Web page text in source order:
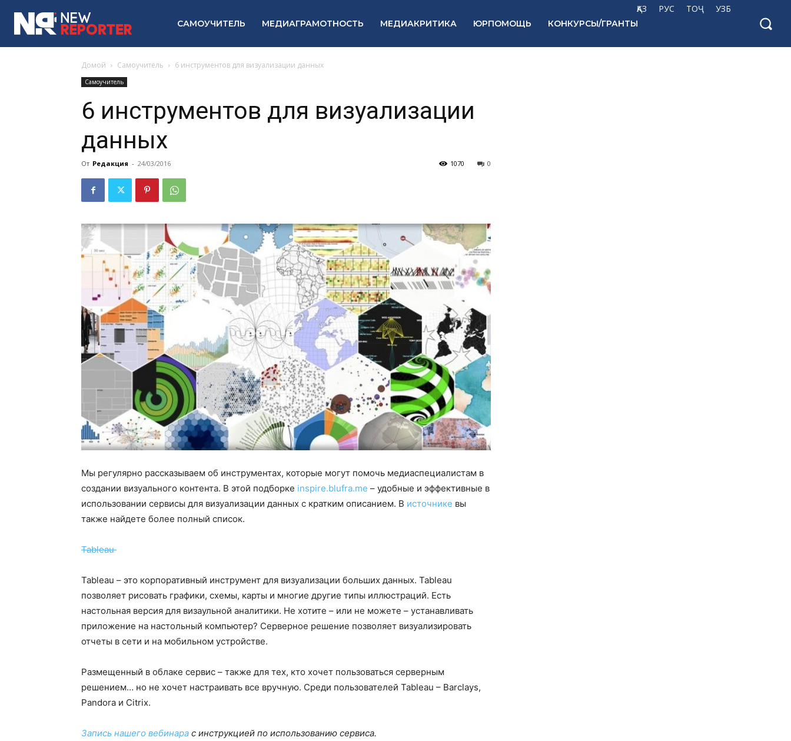
ҚАЗ РУС ТОҶ УЗБ
САМОУЧИТЕЛЬ МЕДИАГРАМОТНОСТЬ МЕДИАКРИТИКА ЮРПОМОЩЬ КОНКУРСЫ/ГРАНТЫ
Домой Самоучитель 6 инструментов для визуализации данных
Самоучитель
6 инструментов для визуализации
данных
От Редакция - 24/03/2016 0
1070
Мы регулярно рассказываем об инструментах, которые могут помочь медиаспециалистам в
создании визуального контента. В этой подборке inspire.blufra.me – удобные и эффективные в
использовании сервисы для визуализации данных с кратким описанием. В источнике вы
также найдете более полный список.
Tableau
Tableau – это корпоративный инструмент для визуализации больших данных. Tableau
позволяет рисовать графики, схемы, карты и многие другие типы иллюстраций. Есть
настольная версия для визаульной аналитики. Не хотите – или не можете – устанавливать
приложение на настольный компьютер? Серверное решение позволяет визуализировать
отчеты в сети и на мобильном устройстве.
Размещенный в облаке сервис – также для тех, кто хочет пользоваться серверным
решением… но не хочет настраивать все вручную. Среди пользователей Tableau – Barclays,
Pandora и Citrix.
Запись нашего вебинара с инструкцией по использованию сервиса.